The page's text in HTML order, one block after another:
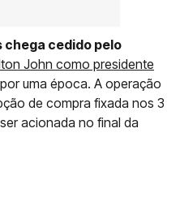
chega cedido pelo
John como presidente
uma época. A operação
de compra fixada nos 3
acionada no final da